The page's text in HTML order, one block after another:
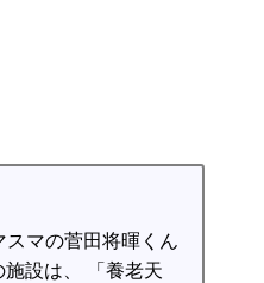
スマの菅田将暉くん
設は、 「養老天